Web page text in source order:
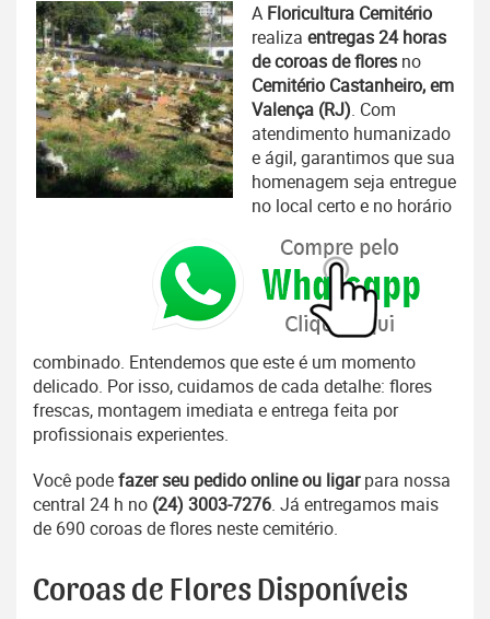
A Floricultura Cemitério
realiza entregas 24 horas
de coroas de flores no
Cemitério Castanheiro, em
Valença (RJ). Com
atendimento humanizado
e ágil, garantimos que sua
homenagem seja entregue
no local certo e no horário
combinado. Entendemos que este é um momento
delicado. Por isso, cuidamos de cada detalhe: flores
frescas, montagem imediata e entrega feita por
profissionais experientes.
Você podefazer seu pedido online ou ligarpara nossa
central 24 h no (24) 3003-7276. Já entregamos mais
de 690 coroas de flores neste cemitério.
Coroas de Flores Disponíveis